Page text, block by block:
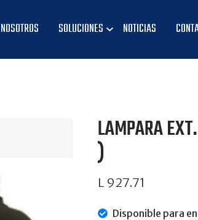
NOSOTROS SOLUCIONES NOTICIAS
LAMPARA
)
L 927.71
Disponible para